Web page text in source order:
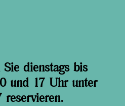
Sie dienstags bis
und 17 Uhr unter